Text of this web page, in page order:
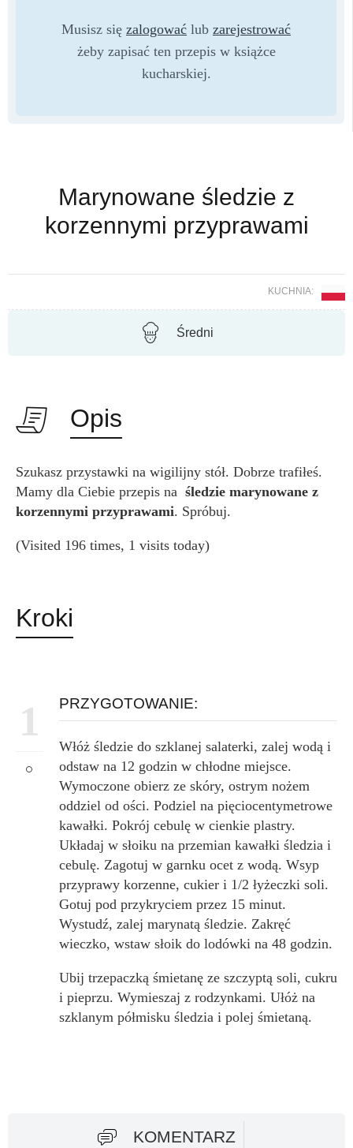
Musisz się zalogować lub zarejestrować
żeby zapisać ten przepis w książce
kucharskiej.
Marynowane śledzie z
korzennymi przyprawami
KUCHNIA:
Średni
Opis
Szukasz przystawki na wigilijny stół. Dobrze trafiłeś.
Mamy dla Ciebie przepis na śledzie marynowane z
korzennymi przyprawami. Spróbuj.
(Visited 196 times, 1 visits today)
Kroki
1 PRZYGOTOWANIE:
Włóż śledzie do szklanej salaterki, zalej wodą i
odstaw na 12 godzin w chłodne miejsce.
Wymoczone obierz ze skóry, ostrym nożem
oddziel od ości. Podziel na pięciocentymetrowe
kawałki. Pokrój cebulę w cienkie plastry.
Układaj w słoiku na przemian kawałki śledzia i
cebulę. Zagotuj w garnku ocet z wodą. Wsyp
przyprawy korzenne, cukier i 1/2 łyżeczki soli.
Gotuj pod przykryciem przez 15 minut.
Wystudź, zalej marynatą śledzie. Zakręć
wieczko, wstaw słoik do lodówki na 48 godzin.
Ubij trzepaczką śmietanę ze szczyptą soli, cukru
i pieprzu. Wymieszaj z rodzynkami. Ułóż na
szklanym półmisku śledzia i polej śmietaną.
KOMENTARZ